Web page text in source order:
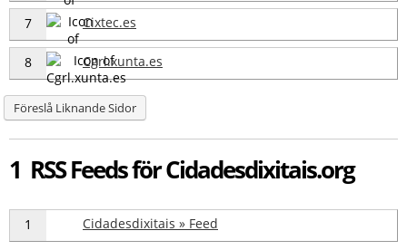
7 Cixtec.es
8 Cgrl.xunta.es
Föreslå Liknande Sidor
1 RSS Feeds för Cidadesdixitais.org
1 Cidadesdixitais » Feed